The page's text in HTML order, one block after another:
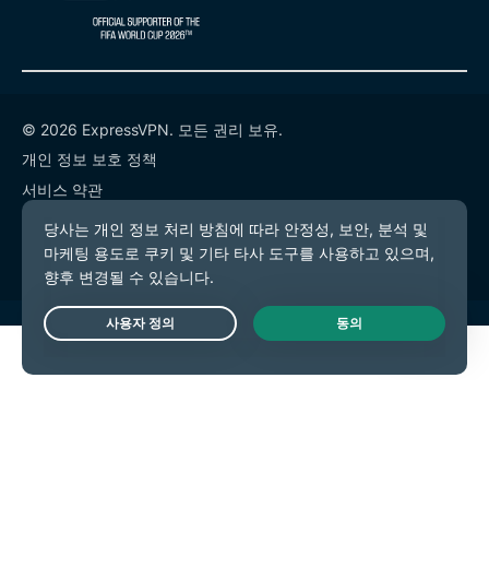
© 2026 ExpressVPN. 모든 권리 보유.
개인 정보 보호 정책
서비스 약관
쿠키 기본 설정
Live Chat